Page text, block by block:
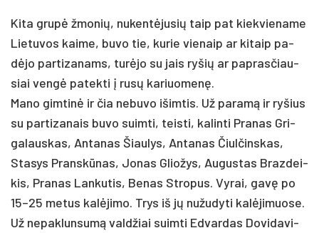
Ki­ta grupė žmo­nių, nu­kentė­ju­sių taip pat kiek­vie­na­me
Lie­tu­vos kai­me, bu­vo tie, ku­rie vie­naip ar ki­taip pa­
dėjo par­ti­za­nams, turė­jo su jais ry­šių ar pa­pras­čiau­
siai vengė pa­tek­ti į rusų ka­riuo­menę.
Ma­no gim­tinė ir čia ne­bu­vo išim­tis. Už pa­ramą ir ry­šius
su par­ti­za­nais bu­vo suim­ti, teis­ti, ka­lin­ti Pra­nas Gri­
ga­laus­kas, An­ta­nas Šiau­lys, An­ta­nas Čiul­čins­kas,
Sta­sys Pranskū­nas, Jo­nas Glio­žys, Au­gus­tas Braz­dei­
kis, Pra­nas Lan­ku­tis, Be­nas Stro­pus. Vy­rai, gavę po
15–25 me­tus kalė­ji­mo. Trys iš jų nu­žu­dy­ti kalė­ji­muo­se.
Už ne­pak­lun­sumą vald­žiai suim­ti Ed­var­das Do­vi­da­vi­